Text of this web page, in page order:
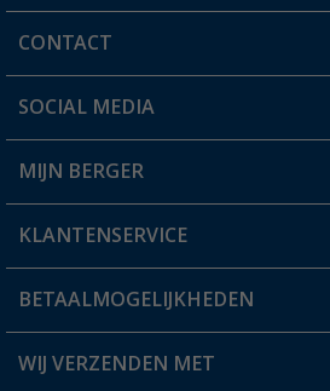
CONTACT
Een vraag?
Winkel vinden
SOCIAL MEDIA
MIJN BERGER
Mijn account
Status bestelling
KLANTENSERVICE
FAQ & Contact
Verzendinformatie
BETAALMOGELIJKHEDEN
WIJ VERZENDEN MET